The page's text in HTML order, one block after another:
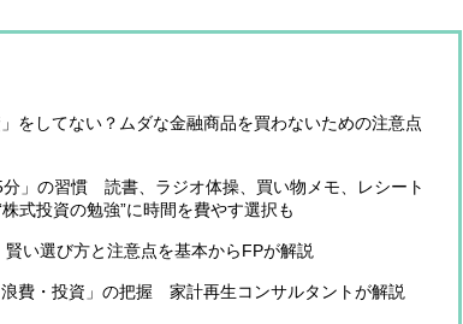
をしてない？ムダな金融商品を買わないための注意点
」の習慣 読書、ラジオ体操、買い物メモ、レシート
式投資の勉強”に時間を費やす選択も
い選び方と注意点を基本からFPが解説
浪費・投資」の把握 家計再生コンサルタントが解説